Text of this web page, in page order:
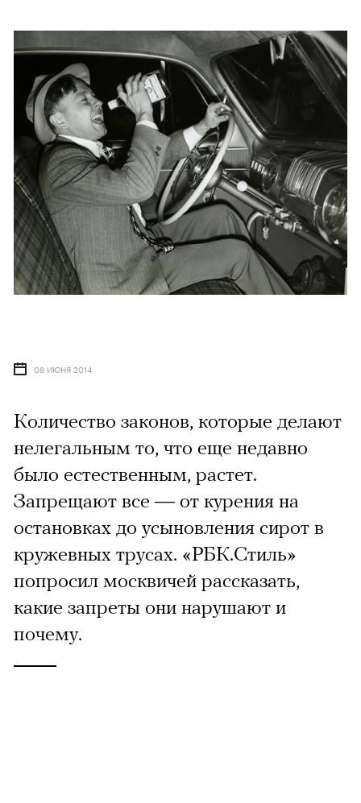
08 ИЮНЯ 2014
Количество законов, которые делают
нелегальным то, что еще недавно
было естественным, растет.
Запрещают все — от курения на
остановках до усыновления сирот в
кружевных трусах. «РБК.Стиль»
попросил москвичей рассказать,
какие запреты они нарушают и
почему.